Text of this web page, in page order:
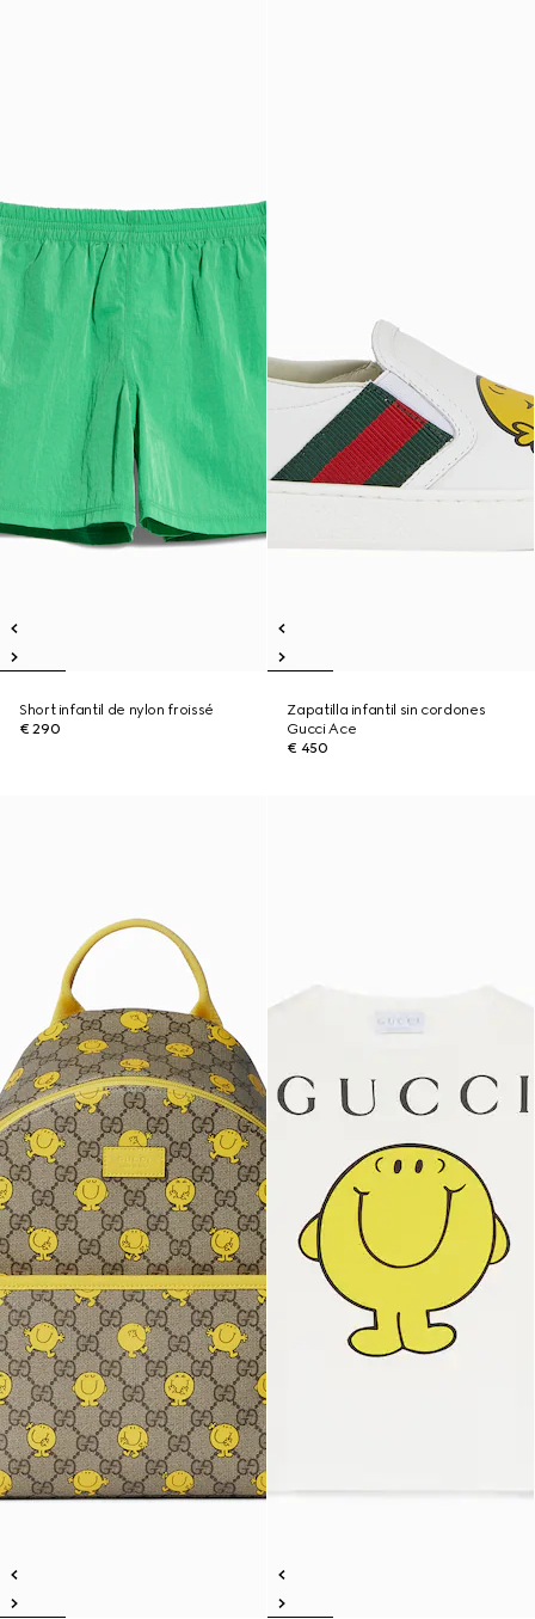
Short infantil de nylon froissé
€ 290
Zapatilla infantil sin cordones
Gucci Ace
€ 450